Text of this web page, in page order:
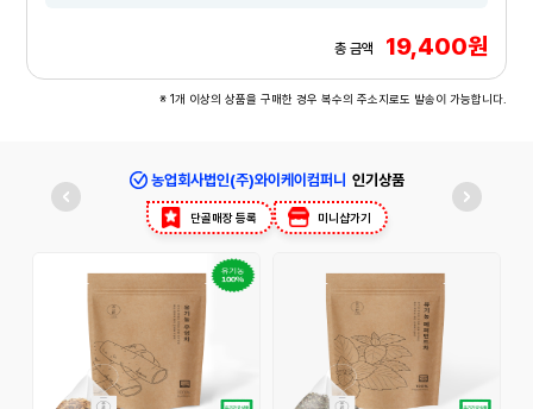
총 금액 19,400원
※ 1개 이상의 상품을 구매한 경우 복수의 주소지로도 발송이 가능합니다.
농업회사법인(주)와이케이컴퍼니 인기상품
단골매장 등록 미니샵가기